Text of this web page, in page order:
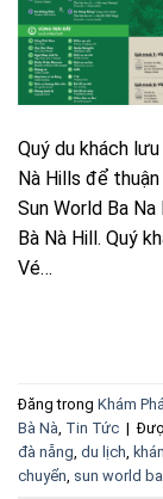
Quý du khách
Nà Hills để
Sun World Ba
Bà Nà Hill. Quý
Vé…
Đăng trong Khám
Bà Nà Tin Tức |
đà nẵng du lịch
chuyển sun world